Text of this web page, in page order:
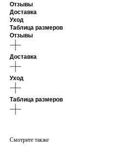
Отзывы
Доставка
Уход
Таблица размеров
Отзывы
Доставка
Уход
Таблица размеров
Смотрите также